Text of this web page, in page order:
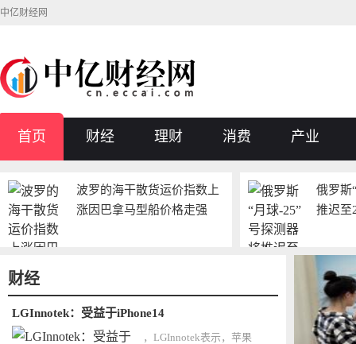
中亿财经网
首页 财经 理财 消费 产业
波罗的海干散货运价指数上
涨因巴拿马型船价格走强
俄罗斯
推迟至
财经
LGInnotek：受益于iPhone14
，LGInnotek表示，苹果